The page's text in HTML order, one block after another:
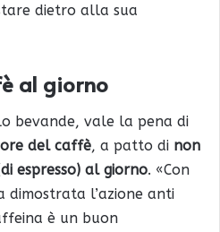
dietro alla sua
al giorno
bevande, vale la pena di
del caffè, a patto di non
espresso) al giorno. «Con
dimostrata l’azione anti
è un buon